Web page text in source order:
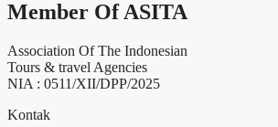
Member Of ASITA
Association Of The Indonesian
Tours & travel Agencies
NIA : 0511/XII/DPP/2025
Kontak